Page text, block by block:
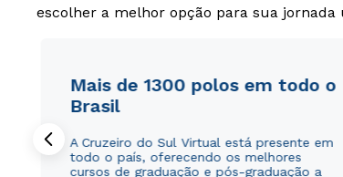
escolher a melhor opção para sua jornada
Mais de 1300 polos em todo o
Brasil
A Cruzeiro do Sul Virtual está presente em
todo o país, oferecendo os melhores
cursos de graduação e pós-graduação a